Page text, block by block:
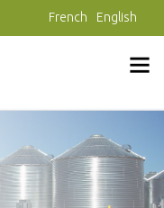
English
French